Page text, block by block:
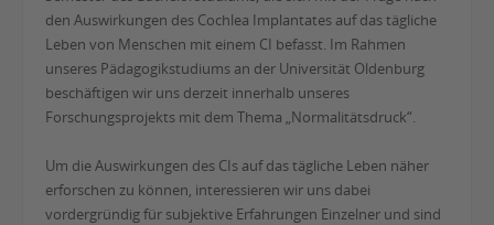
den Auswirkungen des Cochlea Implantates auf das tägliche
Leben von Menschen mit einem CI befasst. Im Rahmen
unseres Pädagogikstudiums an der Universität Oldenburg
beschäftigen wir uns derzeit innerhalb unseres
Forschungsprojekts mit dem Thema „Normalitätsdruck“.
Um die Auswirkungen des CIs auf das tägliche Leben näher
erforschen zu können, interessieren wir uns dabei
vordergründig für subjektive Erfahrungen Einzelner und sind